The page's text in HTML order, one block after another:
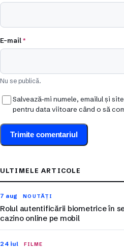
E-mail*
Nu se publică.
Salvează-mi numele, emailul și
pentru data viitoare când o să
ULTIMELE ARTICOLE
7 aug NOUTĂȚI
Rolul autentificării biometrice în
cazino online pe mobil
24 iul FILME